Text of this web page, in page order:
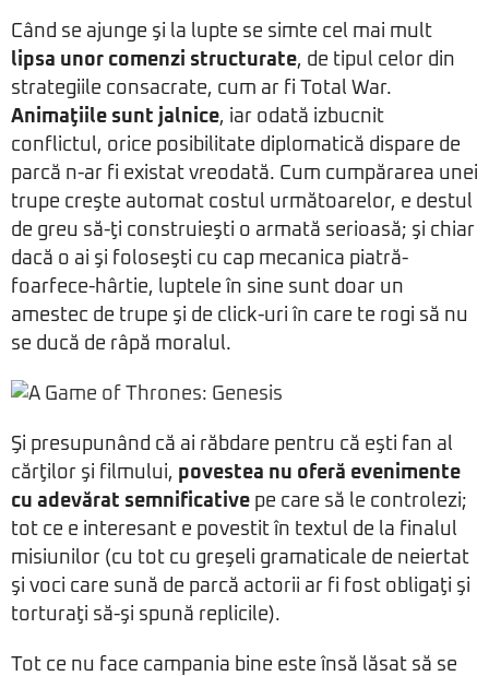
Când se ajunge şi la lupte se simte cel mai mult
lipsa unor comenzi structurate, de tipul celor din
strategiile consacrate, cum ar fi Total War.
Animaţiile sunt jalnice, iar odată izbucnit
conflictul, orice posibilitate diplomatică dispare de
parcă n-ar fi existat vreodată. Cum cumpărarea unei
trupe creşte automat costul următoarelor, e destul
de greu să-ţi construieşti o armată serioasă; şi chiar
dacă o ai şi foloseşti cu cap mecanica piatră-
foarfece-hârtie, luptele în sine sunt doar un
amestec de trupe şi de click-uri în care te rogi să nu
se ducă de râpă moralul.
Şi presupunând că ai răbdare pentru că eşti fan al
cărţilor şi filmului, povestea nu oferă evenimente
cu adevărat semnificative pe care să le controlezi;
tot ce e interesant e povestit în textul de la finalul
misiunilor (cu tot cu greşeli gramaticale de neiertat
şi voci care sună de parcă actorii ar fi fost obligaţi şi
torturaţi să-şi spună replicile).
Tot ce nu face campania bine este însă lăsat să se